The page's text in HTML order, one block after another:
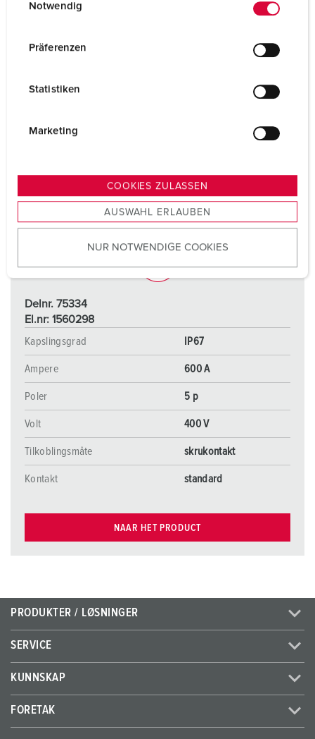
s
u
w
Notwendig
Präferenzen
Statistiken
Marketing
COOKIES ZULASSEN
AUSWAHL ERLAUBEN
NUR NOTWENDIGE COOKIES
Delnr. 75334
El.nr: 1560298
Kapslingsgrad
IP67
Ampere 600 A
Poler 5 p
Volt 400 V
Tilkoblingsmåte skrukontakt
Kontakt standard
NAAR HET PRODUCT
PRODUKTER / LØSNINGER
SERVICE
KUNNSKAP
FORETAK